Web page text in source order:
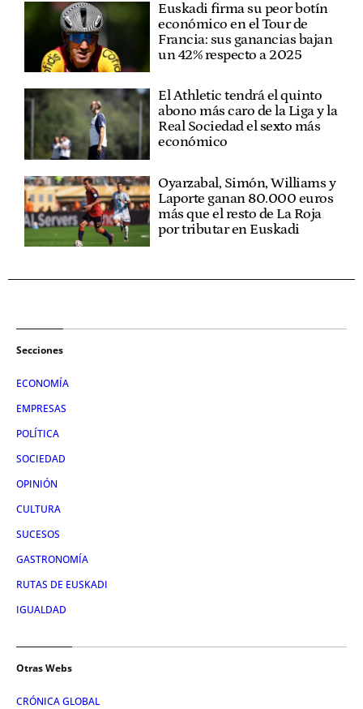
Euskadi firma su peor botín
económico en el Tour de
Francia: sus ganancias bajan
un 42% respecto a 2025
El Athletic tendrá el quinto
abono más caro de la Liga y la
Real Sociedad el sexto más
económico
Oyarzabal, Simón, Williams y
Laporte ganan 80.000 euros
más que el resto de La Roja
por tributar en Euskadi
Secciones
ECONOMÍA
EMPRESAS
POLÍTICA
SOCIEDAD
OPINIÓN
CULTURA
SUCESOS
GASTRONOMÍA
RUTAS DE EUSKADI
IGUALDAD
Otras Webs
CRÓNICA GLOBAL